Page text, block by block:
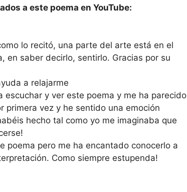
a este poema en YouTube:
lo recitó, una parte del arte está en el
en saber decirlo, sentirlo. Gracias por su
a relajarme
escuchar y ver este poema y me ha parecido
primera vez y he sentido una emoción
hecho tal como yo me imaginaba que
poema pero me ha encantado conocerlo a
Como siempre estupenda!